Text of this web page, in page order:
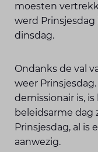
moesten
werd Prinsjesdag
dinsdag.
Ondanks de val
weer
demissionair is,
beleidsarme dag
Prinsjesdag, al is
aanwezig.